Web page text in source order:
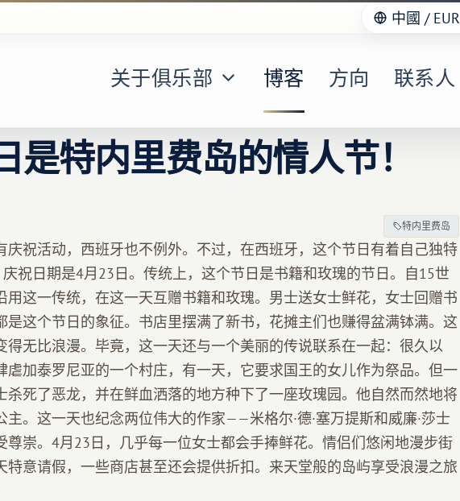
中國 / EUR
关于俱乐部 博客 方向 联系人
是特内里费岛的情人节！
特内里费岛
庆祝活动，西班牙也不例外。不过，在西班牙，这个节日有着自己独特
祝日期是4月23日。传统上，这个节日是书籍和玫瑰的节日。自15世
用这一传统，在这一天互赠书籍和玫瑰。男士送女士鲜花，女士回赠书
是这个节日的象征。书店里摆满了新书，花摊主们也赚得盆满钵满。这
得无比浪漫。毕竟，这一天还与一个美丽的传说联系在一起：很久以
虐加泰罗尼亚的一个村庄，有一天，它要求国王的女儿作为祭品。但一
杀死了恶龙，并在鲜血洒落的地方种下了一座玫瑰园。他自然而然地将
主。这一天也纪念两位伟大的作家——米格尔·德·塞万提斯和威廉·莎士
尊崇。4月23日，几乎每一位女士都会手捧鲜花。情侣们悠闲地漫步街
特意请假，一些商店甚至还会提供折扣。来天堂般的岛屿享受浪漫之旅